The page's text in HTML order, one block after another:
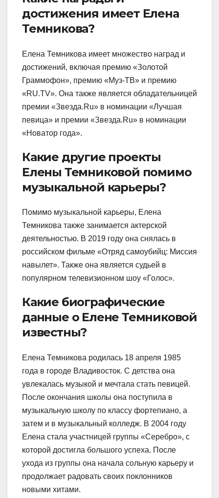
достижения имеет Елена
Темникова?
Елена Темникова имеет множество наград и
достижений, включая премию «Золотой
Граммофон», премию «Муз-ТВ» и премию
«RU.TV». Она также является обладательницей
премии «Звезда.Ru» в номинации «Лучшая
певица» и премии «Звезда.Ru» в номинации
«Новатор года».
Какие другие проекты
Елены Темниковой помимо
музыкальной карьеры?
Помимо музыкальной карьеры, Елена
Темникова также занимается актерской
деятельностью. В 2019 году она снялась в
российском фильме «Отряд самоубийц: Миссия
навылет». Также она является судьей в
популярном телевизионном шоу «Голос».
Какие биографические
данные о Елене Темниковой
известны?
Елена Темникова родилась 18 апреля 1985
года в городе Владивосток. С детства она
увлекалась музыкой и мечтала стать певицей.
После окончания школы она поступила в
музыкальную школу по классу фортепиано, а
затем и в музыкальный колледж. В 2004 году
Елена стала участницей группы «Серебро», с
которой достигла большого успеха. После
ухода из группы она начала сольную карьеру и
продолжает радовать своих поклонников
новыми хитами.